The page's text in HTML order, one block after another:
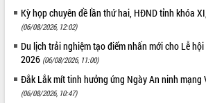
doanh nghiệp nhà nước
Hội nghị triển khai kết nối mạng
truyền số liệu chuyên dùng phục vụ cơ
quan Đảng, Nhà nước
Lễ phát động chuỗi hoạt động chung
tay làm sạch môi trường
Kỳ họp chuyên đề lần thứ hai, HĐND tỉnh khóa
(06/08/2026, 12:02)
Du lịch trải nghiệm tạo điểm nhấn mới cho Lễ
2026 (06/08/2026, 11:00)
Đắk Lắk mít tinh hưởng ứng Ngày An ninh mạng
(06/08/2026, 10:47)